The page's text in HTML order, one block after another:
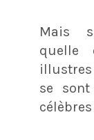
Mais
quelle
se sont
célèbres